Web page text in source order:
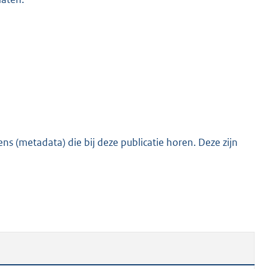
(metadata) die bij deze publicatie horen. Deze zijn